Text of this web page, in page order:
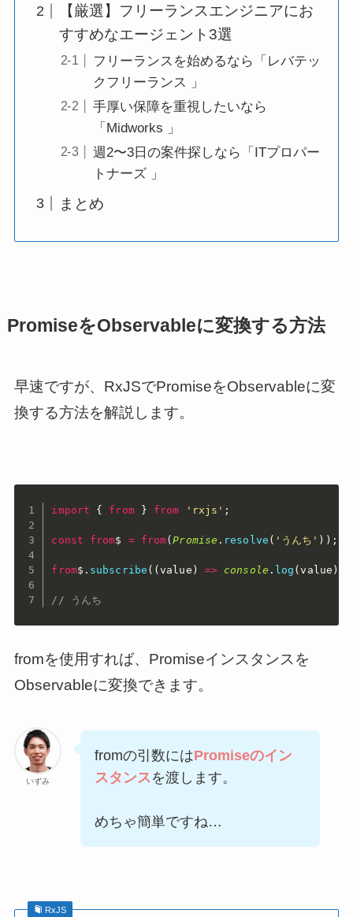
【厳選】フリーランスエンジニアにお
すすめなエージェント3選
フリーランスを始めるなら「レバテッ
クフリーランス 」
手厚い保障を重視したいなら
「Midworks 」
週2〜3日の案件探しなら「ITプロパー
トナーズ 」
まとめ
PromiseをObservableに変換する方法
早速ですが、RxJSでPromiseをObservableに変
換する方法を解説します。
import { from } from 'rxjs' ;
const from$ = from(Promise . resolve ( 'うんち' ) ) ;
from$ . subscribe ( (value ) => console . log (value )
// うんち
fromを使用すれば、Promiseインスタンスを
Observableに変換できます。
いずみ
fromの引数にはPromiseのイン
スタンスを渡します。
めちゃ簡単ですね…
RxJS